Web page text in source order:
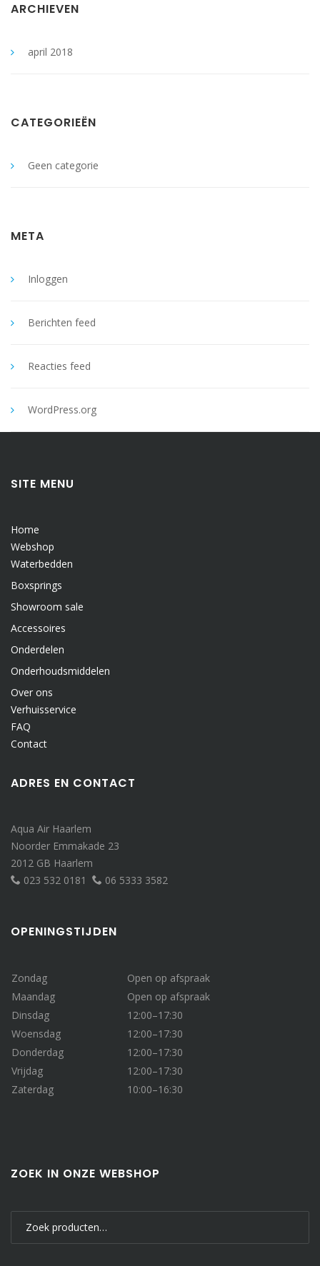
ARCHIEVEN
april 2018
CATEGORIEËN
Geen categorie
META
Inloggen
Berichten feed
Reacties feed
WordPress.org
SITE MENU
Home
Webshop
Waterbedden
Boxsprings
Showroom sale
Accessoires
Onderdelen
Onderhoudsmiddelen
Over ons
Verhuisservice
FAQ
Contact
ADRES EN CONTACT
Aqua Air Haarlem
Noorder Emmakade 23
2012 GB Haarlem
023 532 0181
06 5333 3582
OPENINGSTIJDEN
Zondag
Open op afspraak
Maandag
Open op afspraak
Dinsdag
12:00–17:30
Woensdag
12:00–17:30
Donderdag
12:00–17:30
Vrijdag
12:00–17:30
Zaterdag
10:00–16:30
ZOEK IN ONZE WEBSHOP